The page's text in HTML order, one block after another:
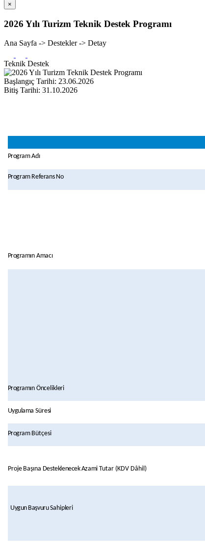
×
2026 Yılı Turizm Teknik Destek Programı
Ana Sayfa -> Destekler -> Detay
Teknik Destek
Başlangıç Tarihi: 23.06.2026
Bitiş Tarihi: 31.10.2026
Program Adı
Program Referans No
Programın Amacı
Programın Öncelikleri
Uygulama Süresi
Program Bütçesi
Proje Başına DesteklenecekAzamiTutar (KDV Dâhil)
Uygun BaşvuruSahipleri